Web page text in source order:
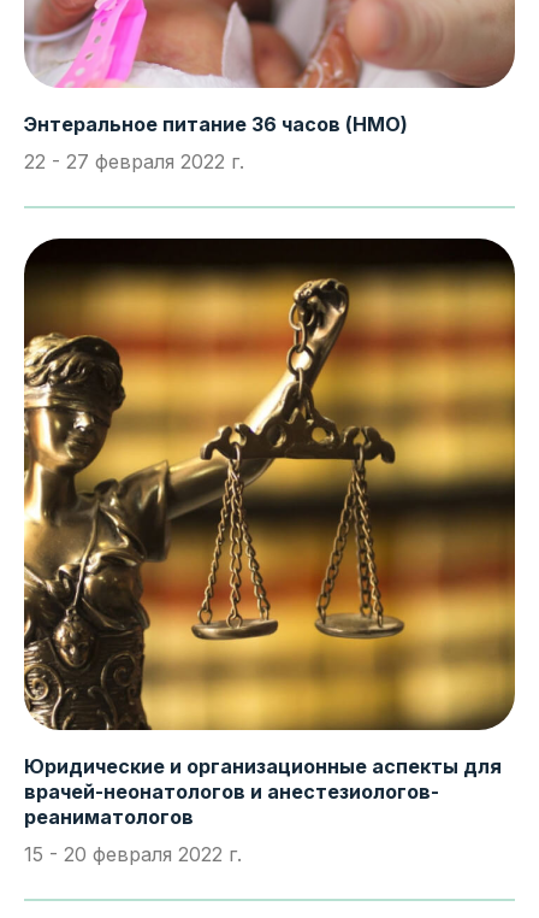
Энтеральное питание 36 часов (НМО)
22 - 27 февраля 2022 г.
Юридические и организационные аспекты для
врачей-неонатологов и анестезиологов-
реаниматологов
15 - 20 февраля 2022 г.